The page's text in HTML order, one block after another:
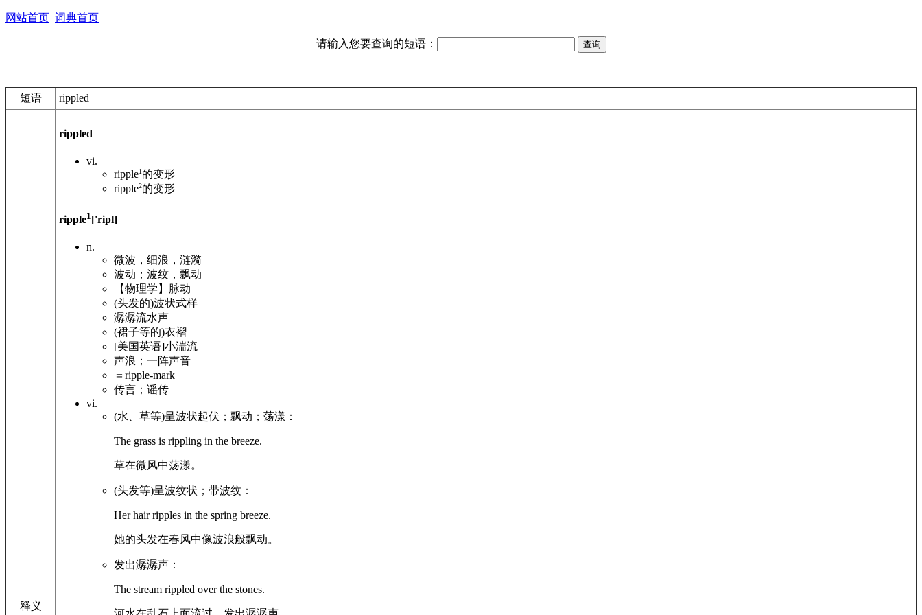
网站首页 词典首页
请输入您要查询的短语：
短语 rippled
释义
rippled
vi.
ripple1 的变形
ripple2的变形
ripple1 ['ripl]
n.
微波，细浪，涟漪
波动；波纹，飘动
【物理学】脉动
(头发的)波状式样
潺潺流水声
(裙子等的)衣褶
[美国英语]小湍流
声浪；一阵声音
＝ripple-mark
传言；谣传
vi.
(水、草等)呈波状起伏；飘动；荡漾：
The grass is rippling in the breeze.
草在微风中荡漾。
(头发等)呈波纹状；带波纹：
Her hair ripples in the spring breeze.
她的头发在春风中像波浪般飘动。
发出潺潺声：
The stream rippled over the stones.